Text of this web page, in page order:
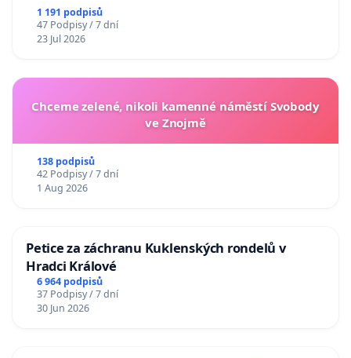
1 191 podpisů
47 Podpisy / 7 dní
23 Jul 2026
Chceme zelené, nikoli kamenné náměstí Svobody
ve Znojmě
138 podpisů
42 Podpisy / 7 dní
1 Aug 2026
Petice za záchranu Kuklenských rondelů v
Hradci Králové
6 964 podpisů
37 Podpisy / 7 dní
30 Jun 2026